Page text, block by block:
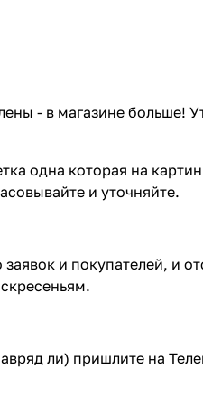
- в магазине больше!
одна которая на
и уточняйте.
и покупателей, и
ли) пришлите на